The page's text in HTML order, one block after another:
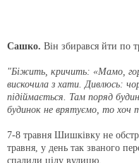
Сашко. Він збирався йти по
"Біжить, кричить: «Мамо,
вискочила з хати. Дивлюсь:
підіймається. Там поряд
будинок не врятуємо, то хоч
7-8 травня Шишківку не
травня, у день так званого
спалили цілу вулицю.